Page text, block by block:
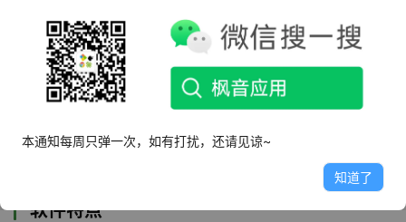
Projectivy Launcher是一款安卓电视机桌面启动
器，是 Android TV 的替代启动器，专为你的电
视和投影仪需求量身定制：流畅、整洁、可定制
版。
软件特点
本通知每周只弹一次，如有打扰，还请见谅~
知道了